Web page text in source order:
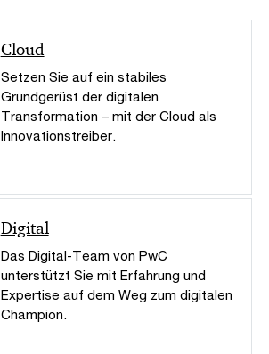
Cloud
Setzen Sie auf ein stabiles
Grundgerüst der digitalen
Transformation – mit der Cloud als
Innovationstreiber.
Digital
Das Digital-Team von PwC
unterstützt Sie mit Erfahrung und
Expertise auf dem Weg zum digitalen
Champion.